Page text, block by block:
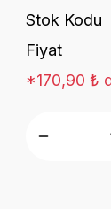
Stok Kodu
Fiyat
*170,90 ₺